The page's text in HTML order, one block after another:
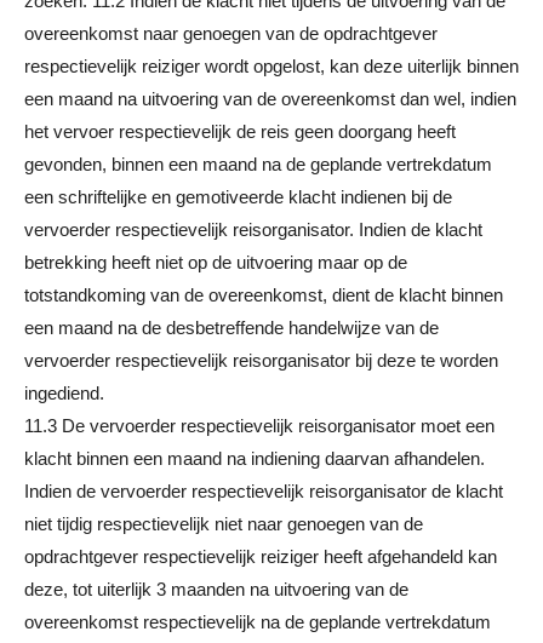
overeenkomst naar genoegen van de opdrachtgever
respectievelijk reiziger wordt opgelost, kan deze uiterlijk binnen
een maand na uitvoering van de overeenkomst dan wel, indien
het vervoer respectievelijk de reis geen doorgang heeft
gevonden, binnen een maand na de geplande vertrekdatum
een schriftelijke en gemotiveerde klacht indienen bij de
vervoerder respectievelijk reisorganisator. Indien de klacht
betrekking heeft niet op de uitvoering maar op de
totstandkoming van de overeenkomst, dient de klacht binnen
een maand na de desbetreffende handelwijze van de
vervoerder respectievelijk reisorganisator bij deze te worden
ingediend.
11.3 De vervoerder respectievelijk reisorganisator moet een
klacht binnen een maand na indiening daarvan afhandelen.
Indien de vervoerder respectievelijk reisorganisator de klacht
niet tijdig respectievelijk niet naar genoegen van de
opdrachtgever respectievelijk reiziger heeft afgehandeld kan
deze, tot uiterlijk 3 maanden na uitvoering van de
overeenkomst respectievelijk na de geplande vertrekdatum